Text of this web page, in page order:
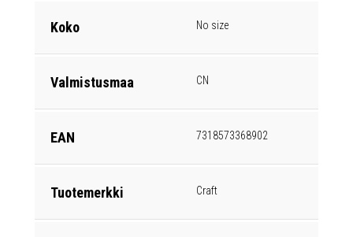
Koko No size
Valmistusmaa CN
EAN 7318573368902
Tuotemerkki Craft